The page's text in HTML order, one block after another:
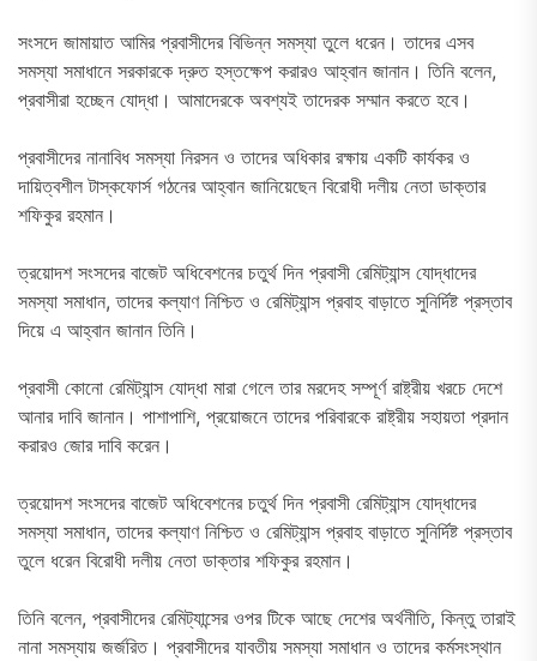
সংসদে জামায়াত আমির প্রবাসীদের বিভিন্ন সমস্যা তুলে ধরেন। তাদের এসব
সমস্যা সমাধানে সরকারকে দ্রুত হস্তক্ষেপ করারও আহ্বান জানান। তিনি বলেন,
প্রবাসীরা হচ্ছেন যোদ্ধা। আমাদেরকে অবশ্যই তাদেরক সম্মান করতে হবে।
প্রবাসীদের নানাবিধ সমস্যা নিরসন ও তাদের অধিকার রক্ষায় একটি কার্যকর ও
দায়িত্বশীল টাস্কফোর্স গঠনের আহ্বান জানিয়েছেন বিরোধী দলীয় নেতা ডাক্তার
শফিকুর রহমান।
ত্রয়োদশ সংসদের বাজেট অধিবেশনের চতুর্থ দিন প্রবাসী রেমিট্যান্স যোদ্ধাদের
সমস্যা সমাধান, তাদের কল্যাণ নিশ্চিত ও রেমিট্যান্স প্রবাহ বাড়াতে সুনির্দিষ্ট প্রস্তাব
দিয়ে এ আহ্বান জানান তিনি।
প্রবাসী কোনো রেমিট্যান্স যোদ্ধা মারা গেলে তার মরদেহ সম্পূর্ণ রাষ্ট্রীয় খরচে দেশে
আনার দাবি জানান। পাশাপাশি, প্রয়োজনে তাদের পরিবারকে রাষ্ট্রীয় সহায়তা প্রদান
করারও জোর দাবি করেন।
ত্রয়োদশ সংসদের বাজেট অধিবেশনের চতুর্থ দিন প্রবাসী রেমিট্যান্স যোদ্ধাদের
সমস্যা সমাধান, তাদের কল্যাণ নিশ্চিত ও রেমিট্যান্স প্রবাহ বাড়াতে সুনির্দিষ্ট প্রস্তাব
তুলে ধরেন বিরোধী দলীয় নেতা ডাক্তার শফিকুর রহমান।
তিনি বলেন, প্রবাসীদের রেমিট্যান্সের ওপর টিকে আছে দেশের অর্থনীতি, কিন্তু তারাই
নানা সমস্যায় জর্জরিত। প্রবাসীদের যাবতীয় সমস্যা সমাধান ও তাদের কর্মসংস্থান